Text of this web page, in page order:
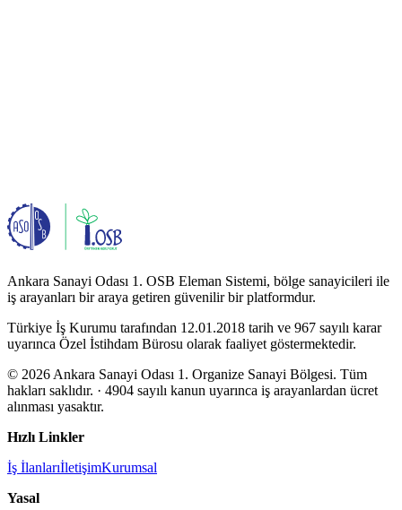
Ankara Sanayi Odası 1. OSB Eleman Sistemi, bölge sanayicileri ile
iş arayanları bir araya getiren güvenilir bir platformdur.
Türkiye İş Kurumu tarafından 12.01.2018 tarih ve 967 sayılı karar
uyarınca Özel İstihdam Bürosu olarak faaliyet göstermektedir.
© 2026 Ankara Sanayi Odası 1. Organize Sanayi Bölgesi. Tüm
hakları saklıdır. · 4904 sayılı kanun uyarınca iş arayanlardan ücret
alınması yasaktır.
Hızlı Linkler
İş İlanlarıİletişimKurumsal
Yasal